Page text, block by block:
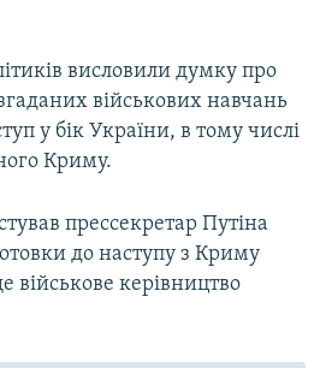
висловили думку про
військових навчань
у бік України, в тому числі
Криму.
прессекретар Путіна
до наступу з Криму
військове керівництво